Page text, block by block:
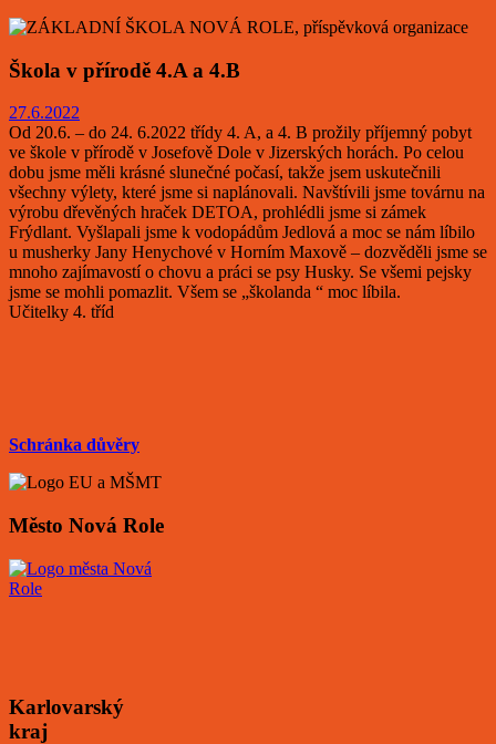
Škola v přírodě 4.A a 4.B
27.6.2022
Od 20.6. – do 24. 6.2022 třídy 4. A, a 4. B prožily příjemný pobyt
ve škole v přírodě v Josefově Dole v Jizerských horách. Po celou
dobu jsme měli krásné slunečné počasí, takže jsem uskutečnili
všechny výlety, které jsme si naplánovali. Navštívili jsme továrnu na
výrobu dřevěných hraček DETOA, prohlédli jsme si zámek
Frýdlant. Vyšlapali jsme k vodopádům Jedlová a moc se nám líbilo
u musherky Jany Henychové v Horním Maxově – dozvěděli jsme se
mnoho zajímavostí o chovu a práci se psy Husky. Se všemi pejsky
jsme se mohli pomazlit. Všem se „školanda “ moc líbila.
Učitelky 4. tříd
Schránka důvěry
Město Nová Role
Karlovarský
kraj